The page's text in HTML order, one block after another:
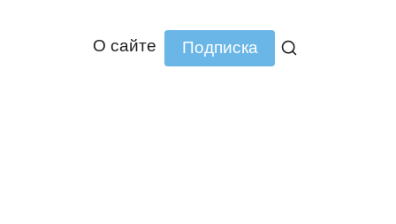
О сайте Подписка